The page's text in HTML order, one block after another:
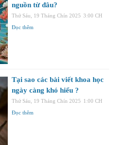
nguồn từ đâu?
Thứ Sáu, 19 Tháng Chín 2025 3:00 CH
Đọc thêm
Tại sao các bài viết khoa học
ngày càng khó hiểu ?
Thứ Sáu, 19 Tháng Chín 2025 1:00 CH
Đọc thêm